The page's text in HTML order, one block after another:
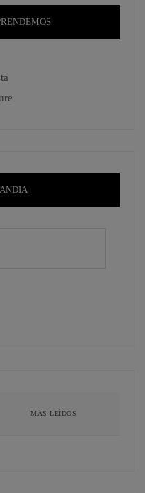
MÁS LEÍDOS